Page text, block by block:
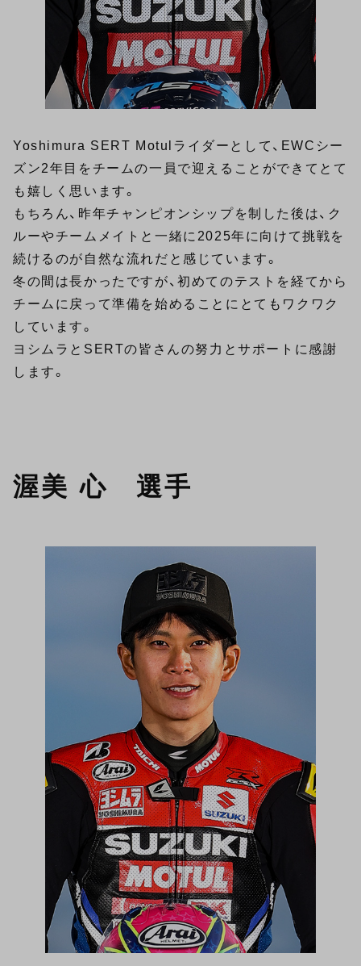
Yoshimura SERT Motulライダーとして、EWCシー
ズン2年目をチームの一員で迎えることができてとて
も嬉しく思います。
もちろん、昨年チャンピオンシップを制した後は、ク
ルーやチームメイトと一緒に2025年に向けて挑戦を
続けるのが自然な流れだと感じています。
冬の間は長かったですが、初めてのテストを経てから
チームに戻って準備を始めることにとてもワクワク
しています。
ヨシムラとSERTの皆さんの努力とサポートに感謝
します。
渥美 心 選手